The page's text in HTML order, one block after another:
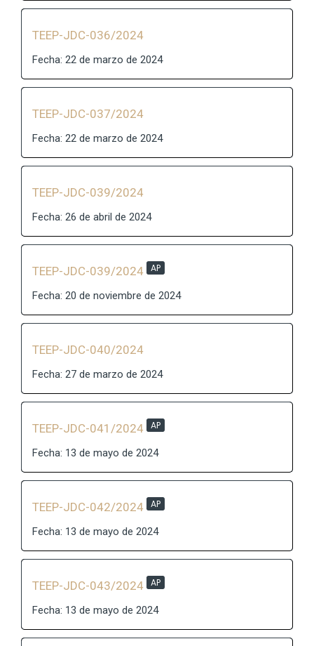
TEEP-JDC-036/2024
Fecha: 22 de marzo de 2024
TEEP-JDC-037/2024
Fecha: 22 de marzo de 2024
TEEP-JDC-039/2024
Fecha: 26 de abril de 2024
TEEP-JDC-039/2024 AP
Fecha: 20 de noviembre de 2024
TEEP-JDC-040/2024
Fecha: 27 de marzo de 2024
TEEP-JDC-041/2024 AP
Fecha: 13 de mayo de 2024
TEEP-JDC-042/2024 AP
Fecha: 13 de mayo de 2024
TEEP-JDC-043/2024 AP
Fecha: 13 de mayo de 2024